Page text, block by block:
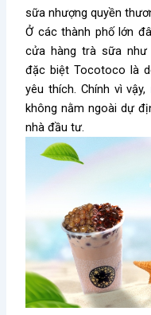
sữa nhượng quyền
Ở các thành phố lớn
cửa hàng trà sữa như
đặc biệt Tocotoco là
yêu thích. Chính vì vậy,
không nằm ngoài dự
nhà đầu tư.